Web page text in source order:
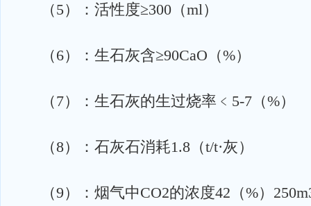
（5）：活性度≥300（ml）
（6）：生石灰含≥90CaO（%）
（7）：生石灰的生过烧率﹤5-7（%）
（8）：石灰石消耗1.8（t/t·灰）
（9）：烟气中CO2的浓度42（%）